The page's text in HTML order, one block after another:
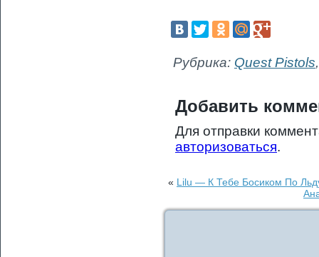
Рубрика: Quest Pistols
Добавить
Для отправки
авторизоваться.
« Lilu — К Тебе Босиком По